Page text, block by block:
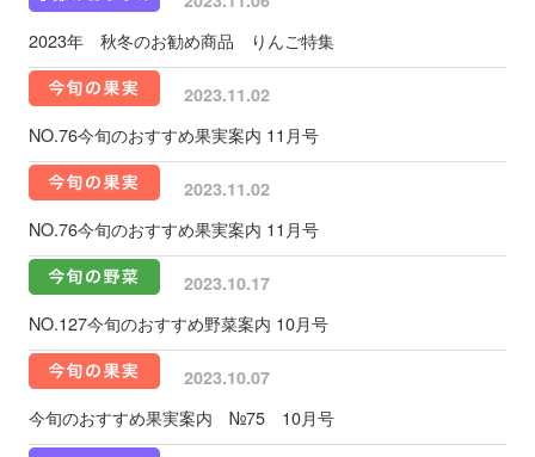
2023年 秋冬のお勧め商品 りんご特集
2023.11.02
NO.76今旬のおすすめ果実案内 11月号
2023.11.02
NO.76今旬のおすすめ果実案内 11月号
2023.10.17
NO.127今旬のおすすめ野菜案内 10月号
2023.10.07
今旬のおすすめ果実案内 №75 10月号